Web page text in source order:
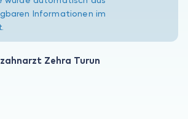
Informationen im
Zehra Turun